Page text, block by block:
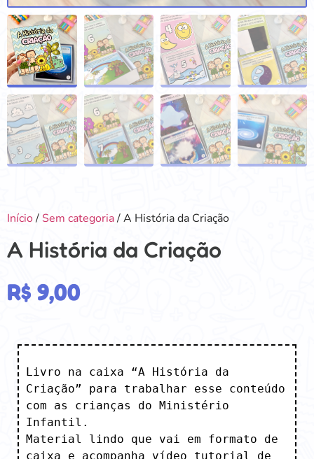
Início/ Sem categoria/ A História da Criação
A História da Criação
R$ 9,00
Livro na caixa “A História da
Criação” para trabalhar esse conteúdo
com as crianças do Ministério
Infantil.
Material lindo que vai em formato de
caixa e acompanha vídeo tutorial de